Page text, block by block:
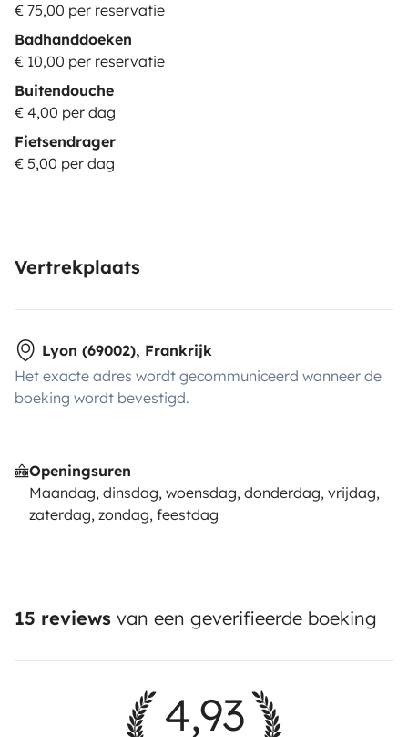
€ 75,00 per reservatie
Badhanddoeken
€ 10,00 per reservatie
Buitendouche
€ 4,00 per dag
Fietsendrager
€ 5,00 per dag
Vertrekplaats
Lyon (69002), Frankrijk
Het exacte adres wordt gecommuniceerd wanneer de
boeking wordt bevestigd.
Openingsuren
Maandag, dinsdag, woensdag, donderdag, vrijdag,
zaterdag, zondag, feestdag
15 reviews van een geverifieerde boeking
4,93